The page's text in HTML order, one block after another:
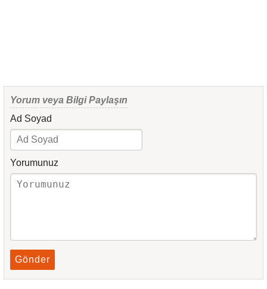
Yorum veya Bilgi Paylaşın
Ad Soyad
Yorumunuz
Gönder